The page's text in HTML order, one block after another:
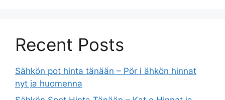
Recent Posts
Sähkön pot hinta tänään – Pör i ähkön hinnat
nyt ja huomenna